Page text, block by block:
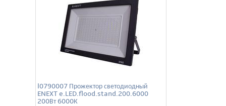
l0790007 Прожектор светодиодный
ENEXT e.LED.flood.stand.200.6000
200Вт 6000К